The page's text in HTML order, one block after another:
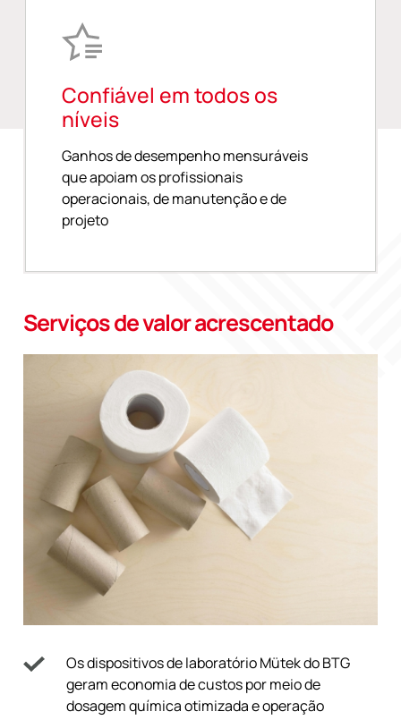
Confiável em todos os
níveis
Ganhos de desempenho mensuráveis
que apoiam os profissionais
operacionais, de manutenção e de
projeto
Serviços de valor acrescentado
Os dispositivos de laboratório Mütek do BTG
geram economia de custos por meio de
dosagem química otimizada e operação